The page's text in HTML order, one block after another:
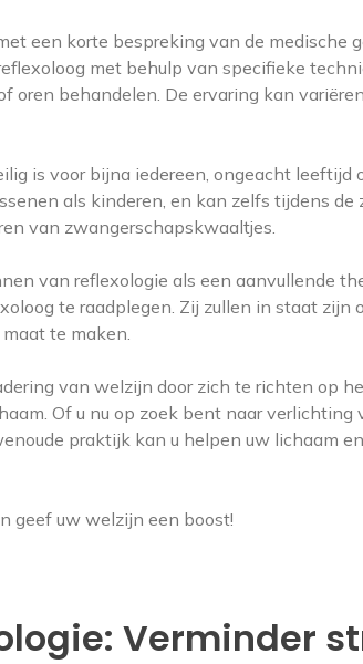
een korte bespreking van de medische
met behulp van specifieke
oren behandelen. De ervaring kan
is voor bijna iedereen, ongeacht leeftijd
als kinderen, en kan zelfs tijdens de
van zwangerschapskwaaltjes.
van reflexologie als een aanvullende
te raadplegen. Zij zullen in staat zijn
te maken.
van welzijn door zich te richten op
Of u nu op zoek bent naar verlichting
praktijk kan u helpen uw lichaam
geef uw welzijn een boost!
Verminder